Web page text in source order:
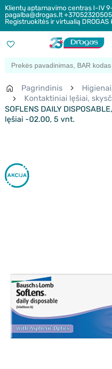
Klientų aptarnavimo centras I-IV
pagalba@drogas.lt
Registruokitės ir virtualią
Pagrindinis
Kontaktiniai lęšiai,
SOFLENS DAILY
lęšiai -02.00, 5 vnt.